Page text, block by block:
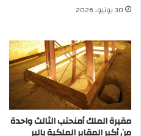
30 يونيو، 2026
مقبرة الملك أمنحتب الثالث واحدة
من أكبر المقابر الملكية بالبر